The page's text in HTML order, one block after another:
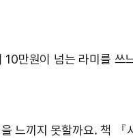
만원이 넘는 라미를 쓰
느끼지 못할까요. 책